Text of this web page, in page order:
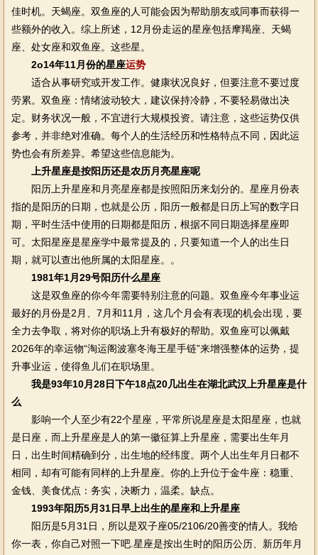
佳时机。天蝎座。双鱼座的人可能会因为帮助朋友或同事而获得一
些额外的收入。综上所述，12月份走运的星座包括摩羯座、天蝎
座、处女座和双鱼座。这些星。
2o14年11月份的星座运势
适合从事研究或开发工作。健康状况良好，但要注意不要过度
劳累。双鱼座：情绪波动较大，建议保持冷静，不要轻易做出决
定。财务状况一般，不宜进行大规模投资。请注意，这些运势仅供
参考，并非绝对准确。每个人的生活经历和性格特点不同，因此运
势也会有所差异。希望这些信息能为。
上升星座是按阳历还是农历月亮星座呢
阳历上升星座和月亮星座都是按照阳历来划分的。星座月份表
指的是阳历的日期，也就是公历，阳历一般都是日历上写的数字日
期，平时生活中使用的日期都是阳历，根据不同日期选择星座即
可。太阳星座是星座学中最常提及的，只要知道一个人的出生日
期，就可以查出他所属的太阳星座。。
1981年1月29号阳历什么星座
这是双鱼座的你今年需要特别注意的问题。双鱼座今年事业运
最好的月份是2月、7月和11月，这几个月会有表现的机会出现，要
全力去争取，将对你的职场上升有极好的帮助。双鱼座可以佩戴
2026年的幸运物“淘运阁波塞冬海王星手链”来增强整体的运势，提
升事业运，使得鱼儿们在职场里。
我是93年10月28日下午18点20几出生在湖北武汉上升星座是什
么
影响一个人至少有22个星座，平常所说星座是太阳星座，也就
是日座，而上升星座是人的第一徽征算上升星座，需要出生年月
日，出生时间精确到分，出生地的经纬度。两个人出生年月日都不
相同，却有可能有同样的上升星座。你的上升位于金牛座：稳重、
金钱、美食优点：务实，决断力，温柔。缺点。
1993年阳历5月31日早上出生的星座和上升星座
阳历是5月31日，所以是双子座05/2106/20善变的情人。我给
你一表，你自己对照一下吧.星座是按出生时的阳历公历、新历年月